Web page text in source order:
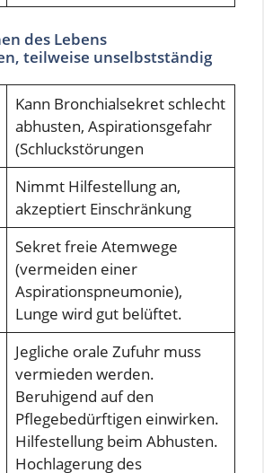
des Lebens
teilweise unselbstständig
Kann Bronchialsekret schlecht
abhusten, Aspirationsgefahr
(Schluckstörungen
Nimmt Hilfestellung an,
akzeptiert Einschränkung
Sekret freie Atemwege
(vermeiden einer
Aspirationspneumonie),
Lunge wird gut belüftet.
Jegliche orale Zufuhr muss
vermieden werden.
Beruhigend auf den
Pflegebedürftigen einwirken.
Hilfestellung beim Abhusten.
Hochlagerung des